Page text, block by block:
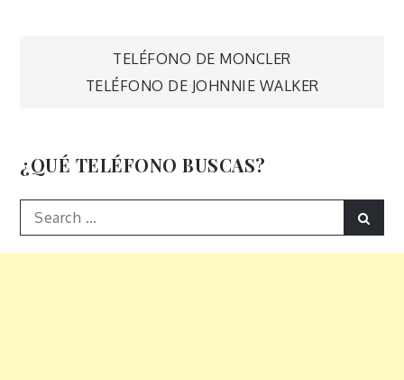
Navegación
entradas
TELÉFONO DE MONCLER
TELÉFONO DE JOHNNIE WALKER
¿QUÉ TELÉFONO BUSCAS?
Search
for: